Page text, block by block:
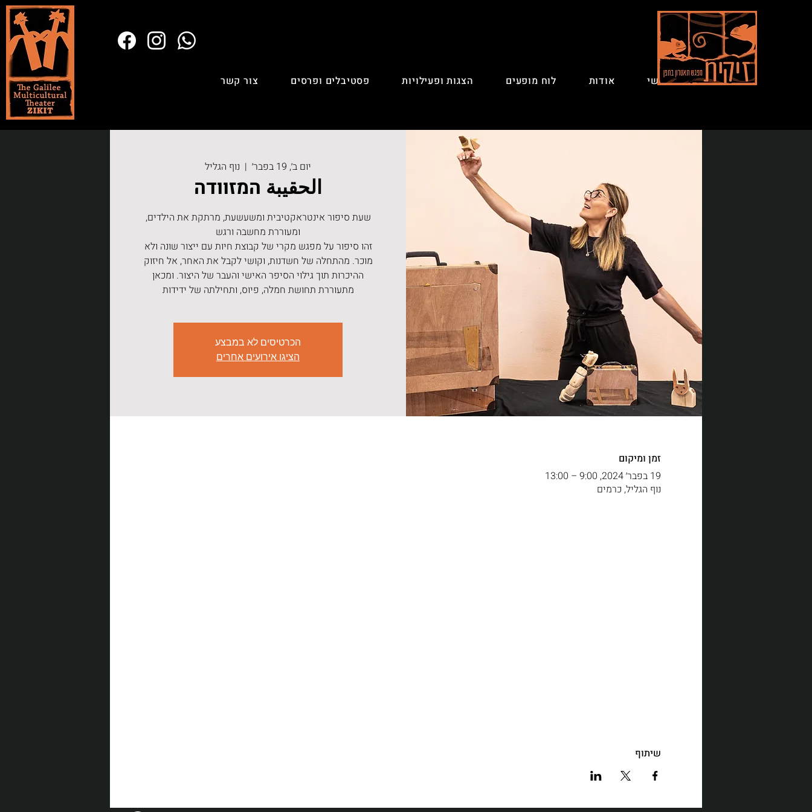
ראשי אודות לוח מופעים הצגות ופעילויות פסטיבלים ופרסים צור קשר
יום ב׳, 19 בפבר׳
  |
נוף הגליל
الحقيبة המזוודה
שעת סיפור אינטראקטיבית ומשעשעת, מרתקת את הילדים,
זהו סיפור על מפגש מקרי של קבוצת חיות עם ייצור שונה ולא
מוכר. מהתחלה של חשדנות, וקושי לקבל את האחר, אל חיזוק
ההיכרות תוך גילוי הסיפר האישי והעבר של היצור. ומכאן
מתעוררת תחושת חמלה, פיוס, ותחילתה של ידידות
הכרטיסים לא במבצע
הציגו אירועים אחרים
זמן ומיקום
19 בפבר׳ 2024, 9:00 – 13:00
נוף הגליל, כרמים
שיתוף